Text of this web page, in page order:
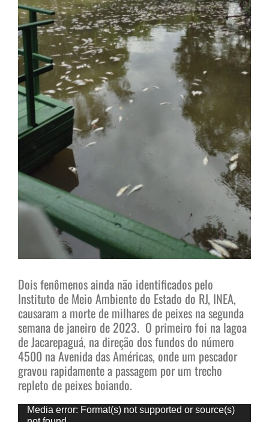
Dois fenômenos ainda não identificados pelo
Instituto de Meio Ambiente do Estado do RJ, INEA,
causaram a morte de milhares de peixes na segunda
semana de janeiro de 2023. O primeiro foi na lagoa
de Jacarepaguá, na direção dos fundos do número
4500 na Avenida das Américas, onde um pescador
gravou rapidamente a passagem por um trecho
repleto de peixes boiando.
Tocador
Media error: Format(s) not supported or source(s)